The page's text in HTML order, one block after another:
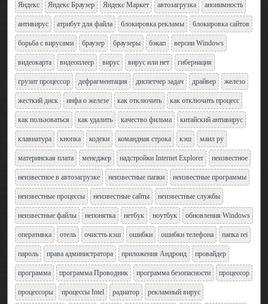
Яндекс Яндекс Браузер Яндекс Маркет автозагрузка анонимность
антивирус атрибут для файла блокировка рекламы блокировка сайтов
борьба с вирусами браузер браузеры бэкап версии Windows
видеокарта видеоплеер вирус вирус или нет гибернация
грузит процессор дефрагментация диспетчер задач драйвер железо
жесткий диск инфа о железе как отключить как отключить процесс
как пользоваться как удалить качество фильма китайский антивирус
клавиатура кнопка кодеки командная строка кэш маил ру
материнская плата менеджер надстройки Internet Explorer неизвестное
неизвестное в автозагрузке неизвестные папки неизвестные программы
неизвестные процессы неизвестные сайты неизвестные службы
неизвестные файлы непонятка нетбук ноутбук обновления Windows
оперативка отель очистть кэш ошибки ошибки телефона папка rei
пароль права администратора приложения Андроид провайдер
программа программа Проводник программа безопасности процессор
процессоры процессы Intel радиатор рекламный вирус